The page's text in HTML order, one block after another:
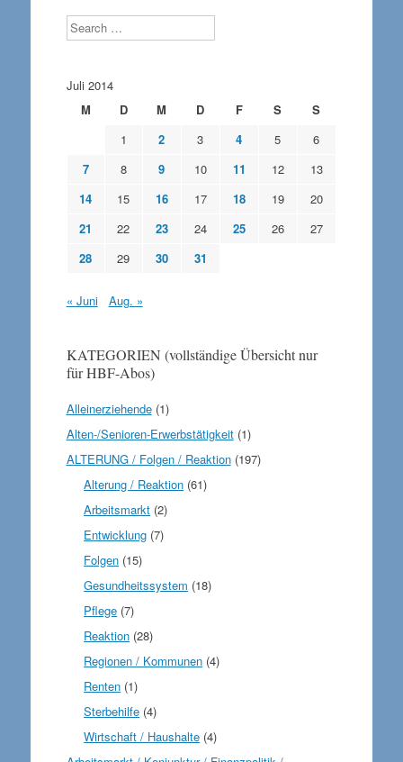
Search
Juli 2014
M
D M D F S
S
1
2 3 4 5
6
7
8 9 10 11 12
13
14
15 16 17 18 19
20
21
22 23 24 25 26
27
28
29 30 31
« Juni Aug. »
KATEGORIEN (vollständige Übersicht nur
für HBF-Abos)
Alleinerziehende(1)
Alten-/Senioren-Erwerbstätigkeit(1)
ALTERUNG / Folgen / Reaktion(197)
Alterung / Reaktion (61)
Arbeitsmarkt (2)
Entwicklung (7)
Folgen (15)
Gesundheitssystem (18)
Pflege (7)
Reaktion (28)
Regionen / Kommunen (4)
Renten (1)
Sterbehilfe (4)
Wirtschaft / Haushalte (4)